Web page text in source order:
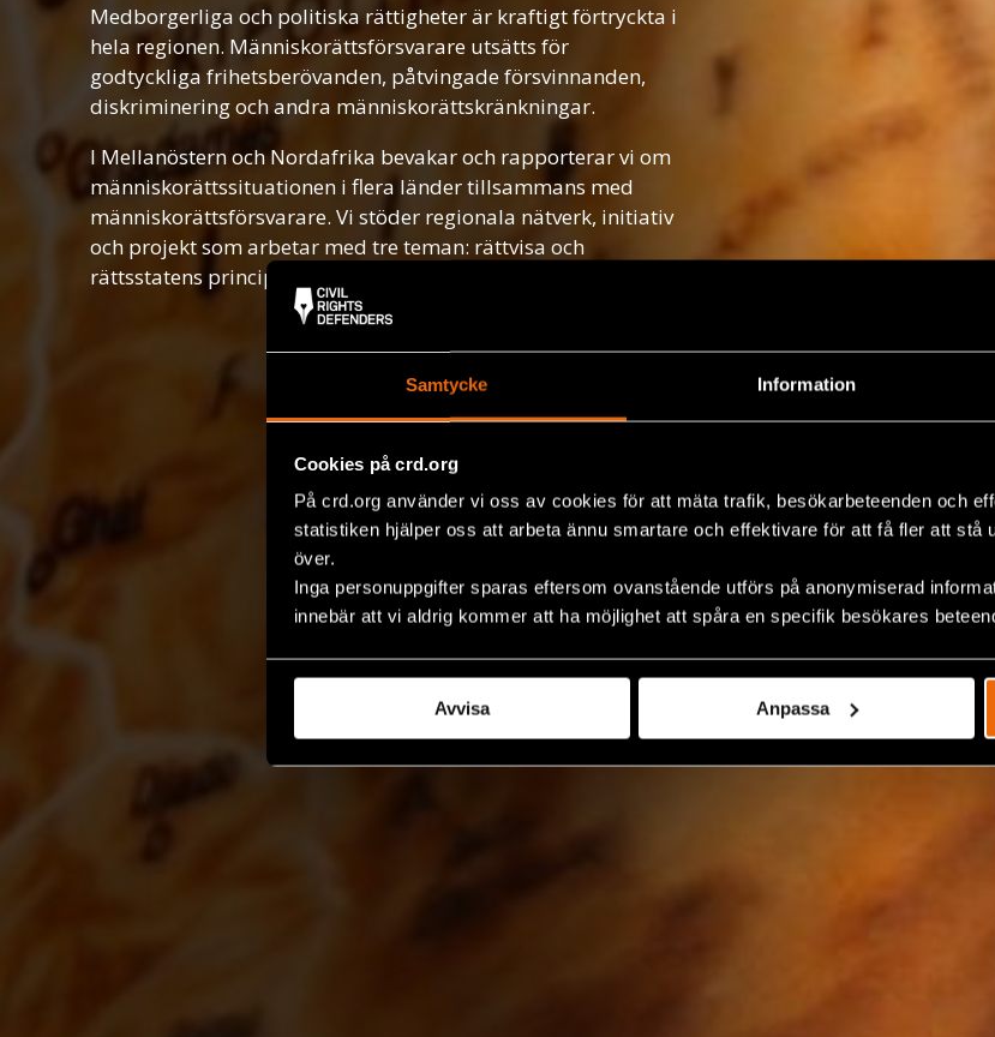
Samtycke Information
Cookies på crd.org
På crd.org använder vi oss av cookies för att mäta trafik, besökarbeteenden och
statistiken hjälper oss att arbeta ännu smartare och effektivare för att få fler att stå
över.
Inga personuppgifter sparas eftersom ovanstående utförs på anonymiserad
innebär att vi aldrig kommer att ha möjlighet att spåra en specifik besökares
Avvisa Anpassa
Medborgerliga och politiska rättigheter är kraftigt förtryckta i
hela regionen. Människorättsförsvarare utsätts för
godtyckliga frihetsberövanden, påtvingade försvinnanden,
diskriminering och andra människorättskränkningar.
I Mellanöstern och Nordafrika bevakar och rapporterar vi om
människorättssituationen i flera länder tillsammans med
människorättsförsvarare. Vi stöder regionala nätverk, initiativ
och projekt som arbetar med tre teman: rättvisa och
rättsstatens principer, diskriminering samt yttrandefrihet.